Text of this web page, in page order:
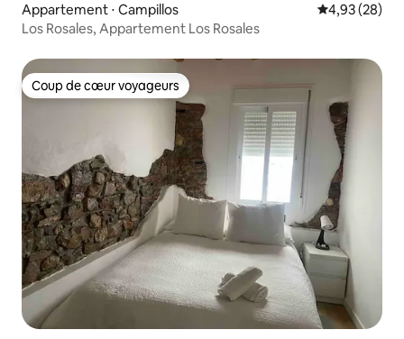
Appartement ⋅ Campillos Évaluation
4,93 (28)
Los Rosales, Appartement Los Rosales
Coup de cœur voyageurs
Coup de cœur voyageurs